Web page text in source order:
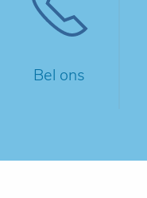
Bel ons